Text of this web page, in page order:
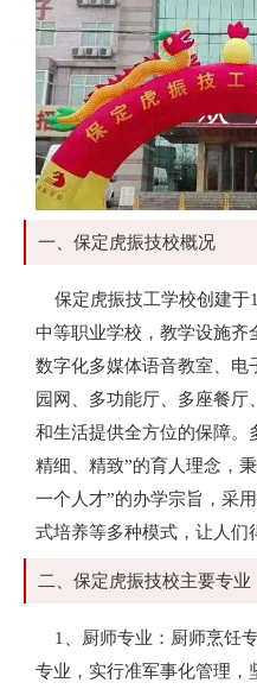
一、保定虎振技校概况
保定虎振技工学校创建于
中等职业学校，教学设施齐
数字化多媒体语音教室、电
园网、多功能厅、多座餐厅
和生活提供全方位的保障。
精细、精致”的育人理念，
一个人才”的办学宗旨，采
式培养等多种模式，让人们
二、保定虎振技校主要专业
1、厨师专业：厨师烹饪
专业，实行准军事化管理，